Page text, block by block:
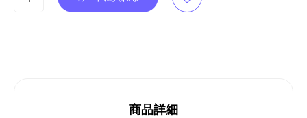
商品詳細